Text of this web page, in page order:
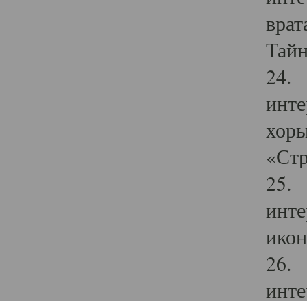
24.
25.
26.